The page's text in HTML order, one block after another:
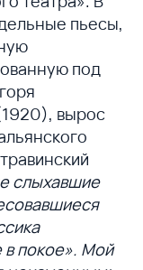
пьесы,
под
вырос
слыхавшие
покое». Мой